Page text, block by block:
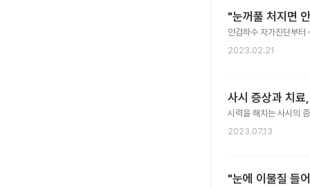
"눈꺼풀 처지면
안검하수 자가진단부터
2023.02.21
사시 증상과 치료
시력을 해치는 사시의
2023.07.13
"눈에 이물질 들